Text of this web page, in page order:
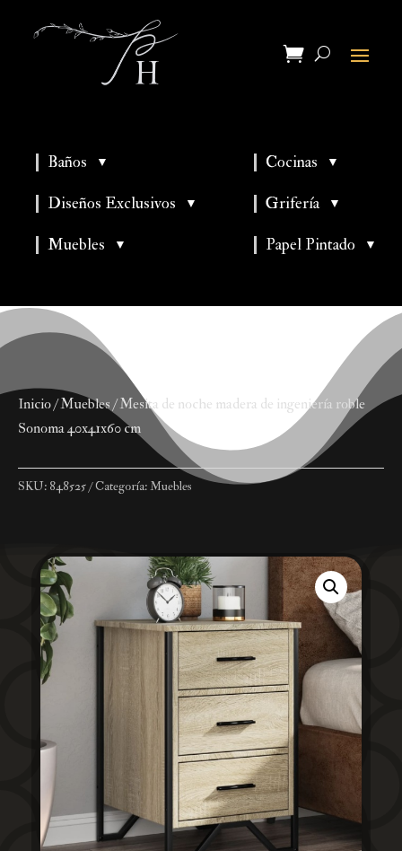
Baños ▼ Cocinas ▼
Diseños Exclusivos ▼ Grifería ▼
Muebles ▼ Papel Pintado ▼
Inicio/Muebles / Mesita de noche madera de ingeniería roble
Sonoma 40x41x60 cm
SKU: 848525 Categoría:Muebles